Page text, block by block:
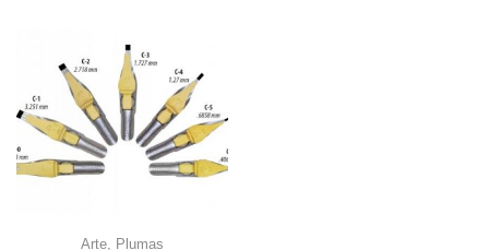
Arte, Plumas
Este